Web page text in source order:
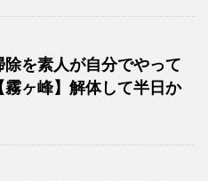
除を素人が自分でやって
霧ヶ峰】解体して半日か